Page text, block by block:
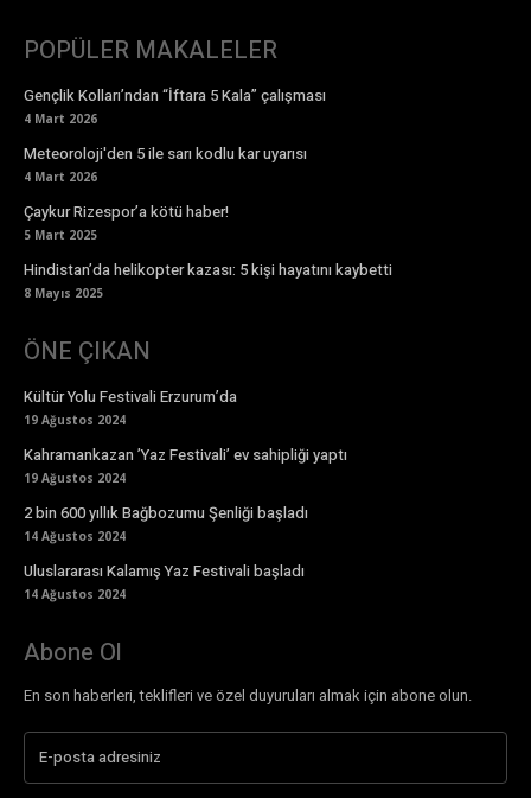
POPÜLER MAKALELER
Gençlik Kolları’ndan “İftara 5 Kala” çalışması
4 Mart 2026
Meteoroloji'den 5 ile sarı kodlu kar uyarısı
4 Mart 2026
Çaykur Rizespor’a kötü haber!
5 Mart 2025
Hindistan’da helikopter kazası: 5 kişi hayatını kaybetti
8 Mayıs 2025
ÖNE ÇIKAN
Kültür Yolu Festivali Erzurum’da
19 Ağustos 2024
Kahramankazan ’Yaz Festivali’ ev sahipliği yaptı
19 Ağustos 2024
2 bin 600 yıllık Bağbozumu Şenliği başladı
14 Ağustos 2024
Uluslararası Kalamış Yaz Festivali başladı
14 Ağustos 2024
Abone Ol
En son haberleri, teklifleri ve özel duyuruları almak için abone olun.